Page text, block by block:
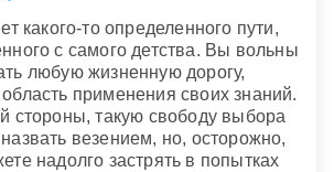
какого-то определенного пути,
с самого детства. Вы вольны
любую жизненную дорогу,
применения своих знаний.
стороны, такую свободу выбора
везением, но, осторожно,
надолго застрять в попытках